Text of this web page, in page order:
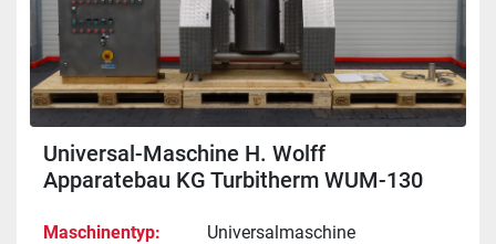
Universal-Maschine H. Wolff
Apparatebau KG Turbitherm WUM-130
Maschinentyp
Universalmaschine